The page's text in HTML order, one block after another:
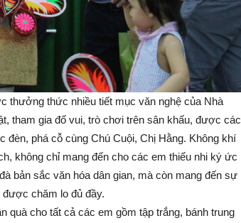
thưởng thức nhiều tiết mục văn nghệ của Nhà
tham gia đố vui, trò chơi trên sân khấu, được các
phá cỗ cùng Chú Cuội, Chị Hằng. Không khí
không chỉ mang đến cho các em thiếu nhi ký ức
bản sắc văn hóa dân gian, mà còn mang đến sự
chăm lo đủ đầy.
quà cho tất cả các em gồm tập trắng, bánh trung